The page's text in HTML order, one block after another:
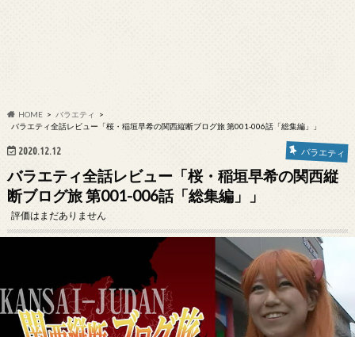
HOME
バラエティ
バラエティ全話レビュー「桜・稲垣早希の関西縦断ブログ旅 第001-006話「総集編」」
2020.12.12 バラエティ
バラエティ全話レビュー「桜・稲垣早希の関西縦
断ブログ旅 第001-006話「総集編」」
評価はまだありません